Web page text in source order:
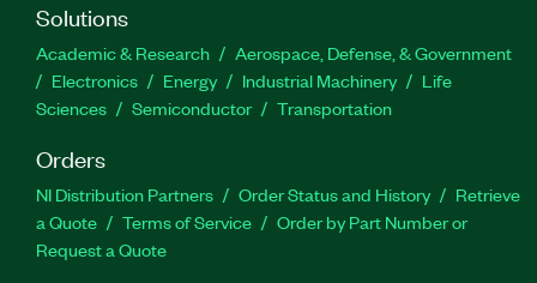
Solutions
Academic & Research
Aerospace, Defense, & Government
Electronics
Energy Industrial Machinery
Life
Sciences
Semiconductor Transportation
Orders
NI Distribution Partners Order Status and History
Retrieve
a Quote
Terms of Service
Order by Part Number or
Request a Quote